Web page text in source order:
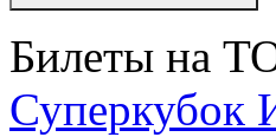
Билеты на
Суперкубок